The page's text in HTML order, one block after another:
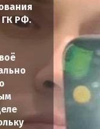
ГК РФ.